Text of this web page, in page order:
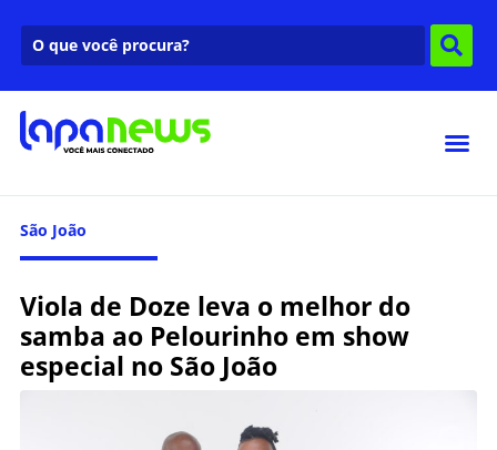
São João
Viola de Doze leva o melhor do
samba ao Pelourinho em show
especial no São João